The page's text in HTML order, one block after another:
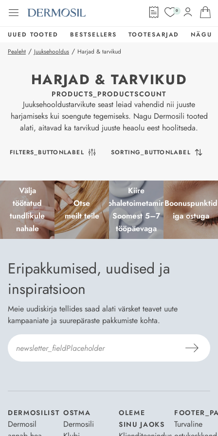
0
UUED TOOTED BESTSELLERS TOOTESARJAD
NÄGU
Pealeht / Juuksehooldus / Harjad & tarvikud
HARJAD & TARVIKUD
PRODUCTS_PRODUCTSCOUNT
Juuksehooldustarvikute seast leiad vahendid nii juuste
harjamiseks kui soengute tegemiseks. Nagu Dermosili tooted
alati, aitavad ka tarvikud juuste heaolu eest hoolitseda.
FILTERS_BUTTONLABEL SORTING_BUTTONLABEL
Välja
töötatud
tundlikule
nahale
Otse
meilt teile
Kiire
kohaletoimetamine
Soomest 5–7
tööpäevaga
Boonuspunktid
iga ostuga
Eripakkumised, uudised ja
inspiratsioon
Meie uudiskirja tellides saad alati värsket teavet uute
kampaaniate ja suurepäraste pakkumiste kohta.
DERMOSILIST
Dermosil
OSTMA
Dermosili
OLEME
SINU JAOKS
Turvaline